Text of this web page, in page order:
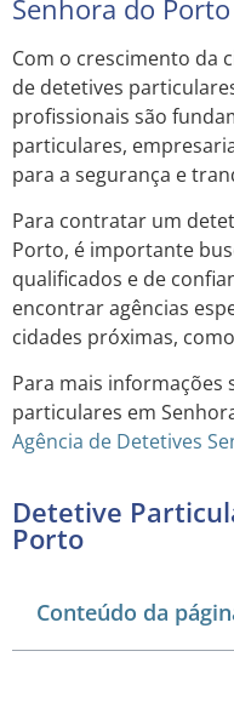
Senhora do Porto
Com o crescimento da
de detetives
profissionais são
particulares,
para a segurança e
Para contratar um
Porto, é importante
qualificados e de
encontrar agências
cidades próximas, como
Para mais informações
particulares em
Agência de Detetives
Detetive
Porto
Conteúdo da